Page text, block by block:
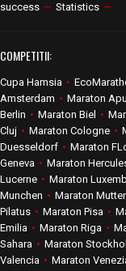
success — Statistics —
COMPETITII:
Cupa Hamsia •
Amsterdam • Maraton
Berlin • Maraton Biel •
Cluj • Maraton Cologne •
Duesseldorf • Maraton
Geneva • Maraton
Lucerne • Maraton
Munchen • Maraton
Pilatus • Maraton Pisa •
Emilia • Maraton Riga •
Sahara • Maraton
Valencia • Maraton